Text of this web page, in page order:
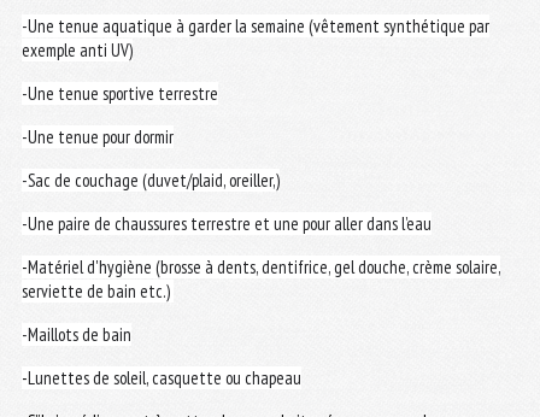
-Une tenue aquatique à garder la semaine (vêtement synthétique par
exemple anti UV)
-Une tenue sportive terrestre
-Une tenue pour dormir
-Sac de couchage (duvet/plaid, oreiller,)
-Une paire de chaussures terrestre et une pour aller dans l’eau
-Matériel d'hygiène (brosse à dents, dentifrice, gel douche, crème solaire,
serviette de bain etc.)
-Maillots de bain
-Lunettes de soleil, casquette ou chapeau